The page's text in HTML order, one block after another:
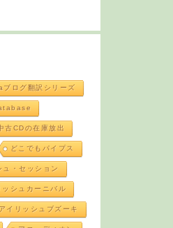
ログ翻訳シリーズ
古CDの在庫放出
どこでもパイプス
ュ・セッション
ッシュカーニバル
アイリッシュブズーキ